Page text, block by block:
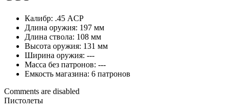
Калибр: .45 ACP
Длина оружия: 197 мм
Длина ствола: 108 мм
Высота оружия: 131 мм
Ширина оружия: ---
Масса без патронов: ---
Емкость магазина: 6 патронов
Comments are disabled
Пистолеты